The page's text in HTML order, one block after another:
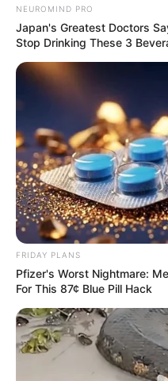
NEUROMIND PRO
Japan's Greatest Doctors
Stop Drinking These 3
FRIDAY PLANS
Pfizer's Worst Nightmare:
For This 87¢ Blue Pill Hack